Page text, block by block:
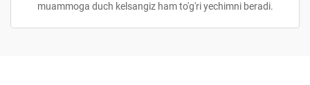
muammoga duch kelsangiz ham to'g'ri yechimni beradi.